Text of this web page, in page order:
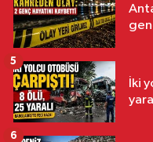
İki
5
6